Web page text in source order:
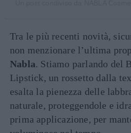
Tra le più recenti novità,
non menzionare l’ultima
Nabla. Stiamo parlando del
Lipstick, un rossetto dalla
esalta la pienezza delle
naturale, proteggendole e
prima applicazione, per